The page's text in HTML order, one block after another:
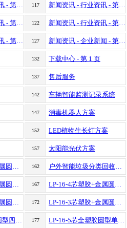
新闻资讯 - 行业资讯 - 第 31 页 117 新闻资讯 - 行业资讯 - 第 32 页
新闻资讯 - 行业资讯 - 第 36 页 122 新闻资讯 - 行业资讯 - 第 37 页
新闻资讯 - 行业资讯 - 第 41 页 127 新闻资讯 - 企业新闻 - 第 1 页
132 下载中心 - 第 1 页
137 售后服务
142 车辆智能监测记录系统
147 消毒机器人方案
152 LED植物生长灯方案
157 太阳能光伏方案
LP-20-3芯塑胶+金属圆型四孔防水航空插头连接器 162 户外智能垃圾分类回收设备如何做到防水？看看这款防水连接器你就明白了
LP-16-5芯塑胶+金属圆型线对线防水航空插头连接器 167 LP-16-4芯塑胶+金属圆型四孔防水航空插头连接器
LP-16-3芯塑胶+金属圆型单孔防水航空插头连接器 172 LP-16-3芯塑胶+金属圆型线对线防水航空插头连接器
LP-16-5芯全塑胶圆型四孔防水航空插头连接器 177 LP-16-5芯全塑胶圆型单孔防水航空插头连接器